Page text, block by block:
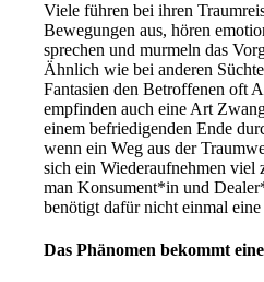
Viele führen bei ihren
Bewegungen aus, hören
sprechen und murmeln das
Ähnlich wie bei anderen
Fantasien den Betroffenen oft
empfinden auch eine Art
einem befriedigenden Ende
wenn ein Weg aus der
sich ein Wiederaufnehmen viel
man Konsument*in und
benötigt dafür nicht einmal eine
Das Phänomen bekommt